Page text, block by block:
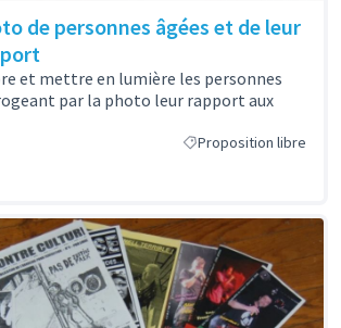
de personnes âgées et de leur
et mettre en lumière les personnes
par la photo leur rapport aux
Proposition libre